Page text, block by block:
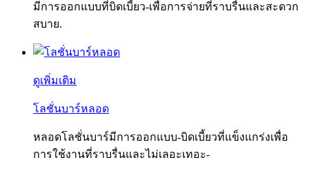
มีการออกแบบที่บิดเบี้ยว-เพื่อการจ่ายที่ราบรื่นและสะดวก
สบาย.
ดูเพิ่มเติม
โลชั่นบาร์หลอด
หลอดโลชั่นบาร์มีการออกแบบ-บิดเบี้ยวที่แข็งแกร่งเพื่อ
การใช้งานที่ราบรื่นและไม่เลอะเทอะ-